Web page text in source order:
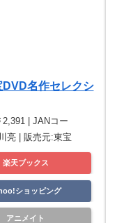
名作セレクシ
| JANコー
亮 | 販売元:東宝
楽天ブックス
ショッピング
アニメイト